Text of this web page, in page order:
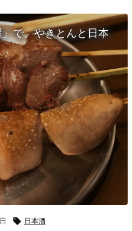
」で、やきとんと日本
 日本酒